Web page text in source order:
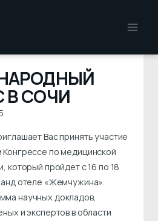
В СОЧИ
Вас принять участие
по медицинской
который пройдет с 16 по 18
отеле «Жемчужина».
научных докладов,
и экспертов в области